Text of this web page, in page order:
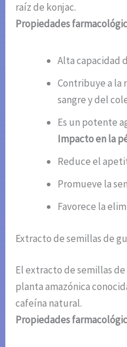
raíz de konjac.
Propiedades
Alta capacidad
Contribuye a la
sangre y del
Es un potente
Impacto en la
Reduce el
Promueve la
Favorece la
Extracto de semillas de
El extracto de semillas
planta amazónica
cafeína natural.
Propiedades